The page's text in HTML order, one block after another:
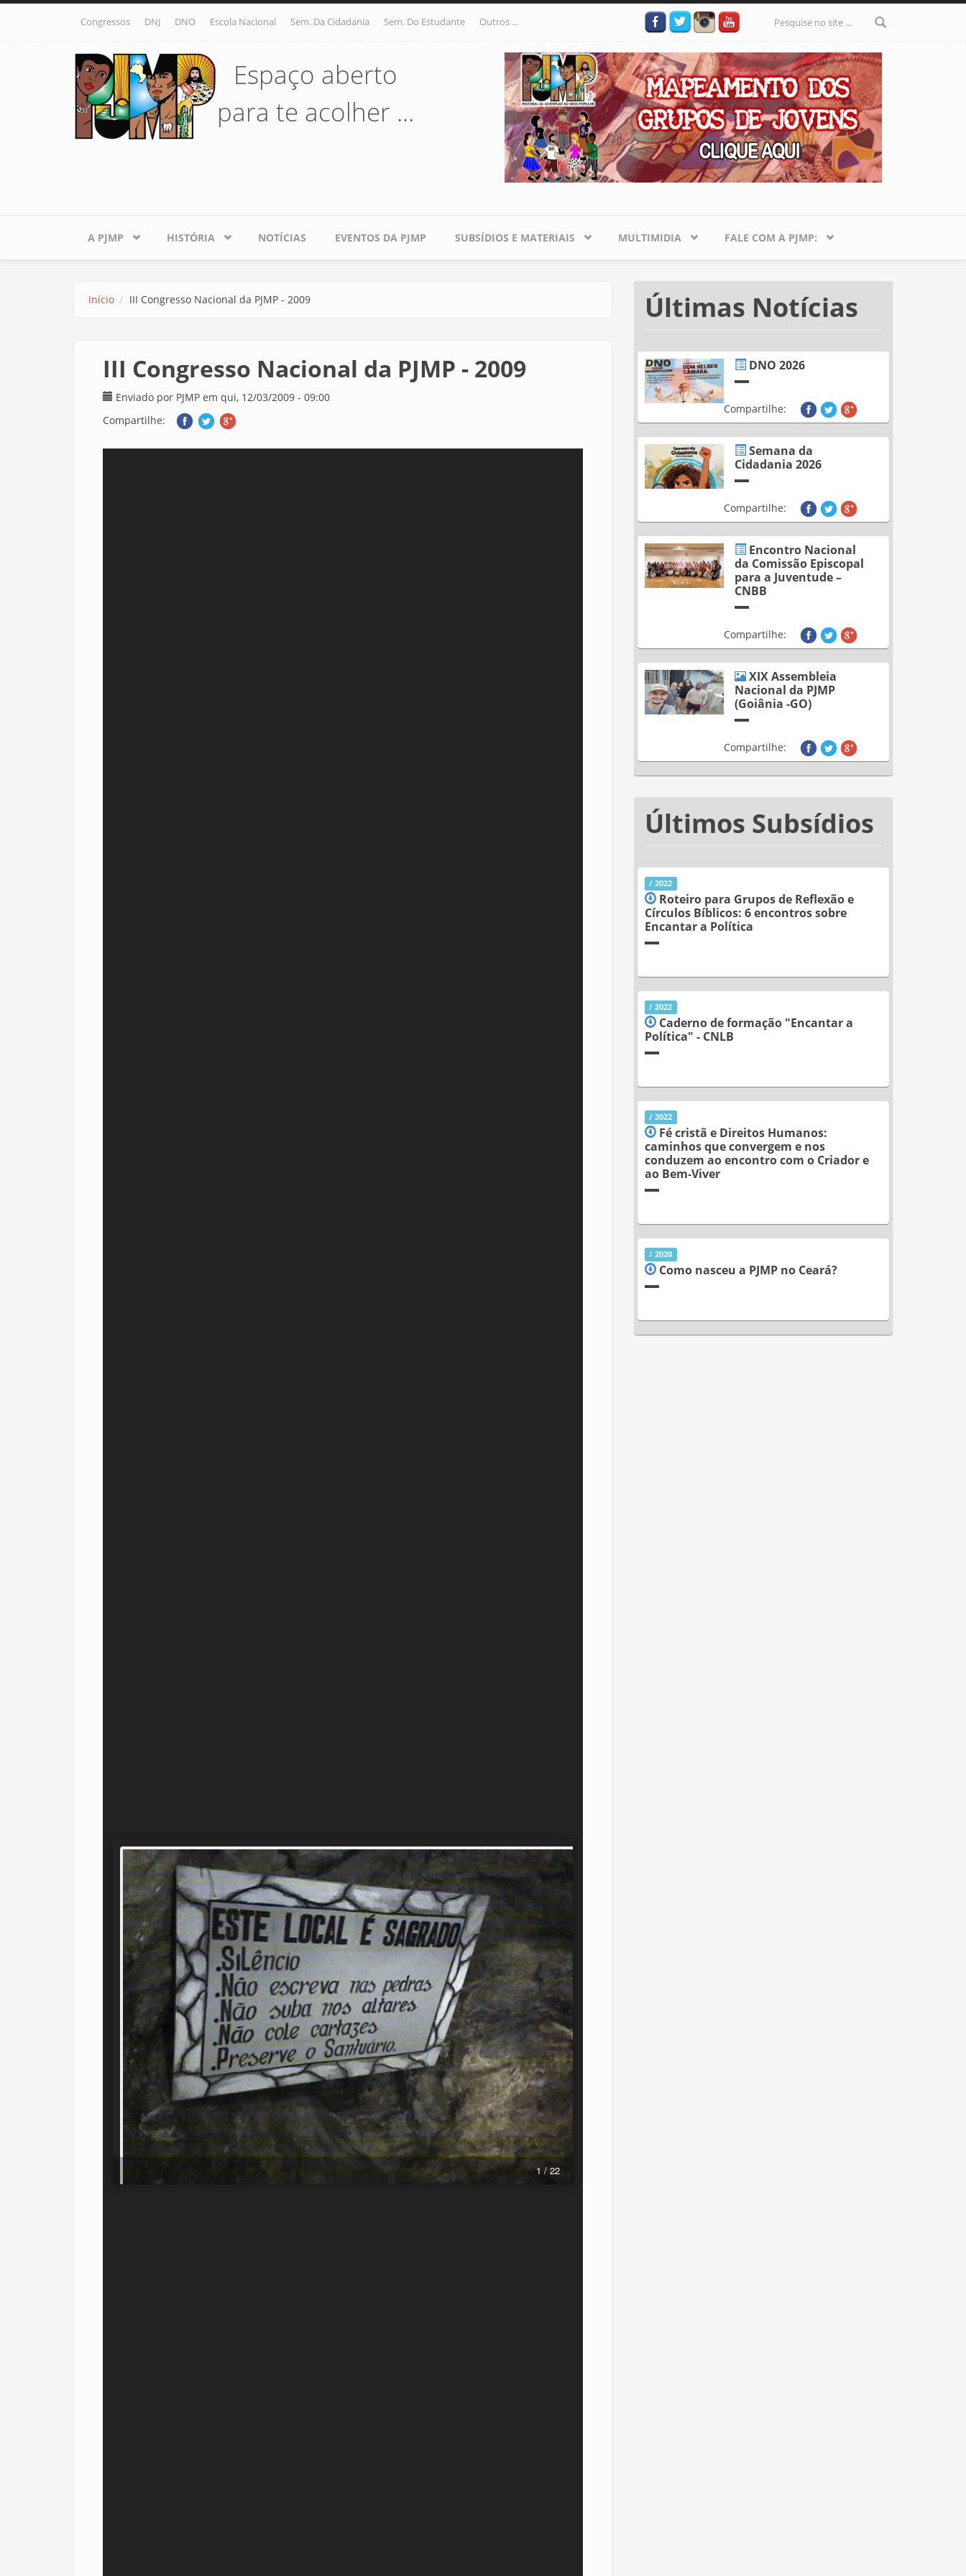
Pular para o conteúdo principal
Congressos DNJ DNO Escola Nacional Sem. Da Cidadania Sem. Do Estudante Outros ...
Formulário
de busca
Espaço aberto
para te acolher ...
A PJMP HISTÓRIA NOTÍCIAS EVENTOS DA PJMP SUBSÍDIOS E MATERIAIS MULTIMIDIA FALE COM A PJMP:
Início III Congresso Nacional da PJMP - 2009
III Congresso Nacional da PJMP - 2009
Enviado por PJMP em qui, 12/03/2009 - 09:00
Compartilhe:
1 / 22
Últimas Notícias
DNO 2026
Compartilhe:
Semana da
Cidadania 2026
Compartilhe:
Encontro Nacional
da Comissão Episcopal
para a Juventude –
CNBB
Compartilhe:
XIX Assembleia
Nacional da PJMP
(Goiânia -GO)
Compartilhe:
Últimos Subsídios
/ 2022
Roteiro para Grupos de Reflexão e
Círculos Bíblicos: 6 encontros sobre
Encantar a Política
/ 2022
Caderno de formação "Encantar a
Política" - CNLB
/ 2022
Fé cristã e Direitos Humanos:
caminhos que convergem e nos
conduzem ao encontro com o Criador e
ao Bem-Viver
/ 2020
Como nasceu a PJMP no Ceará?